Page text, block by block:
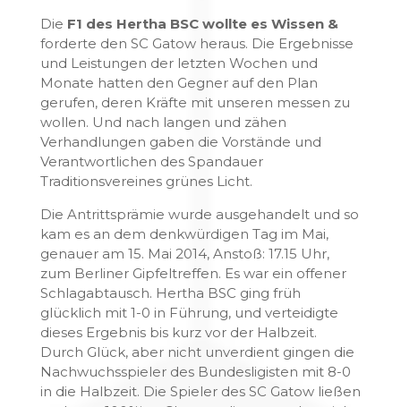
Die F1 des Hertha BSCwollte es Wissen &
forderte den SC Gatow heraus. Die Ergebnisse
und Leistungen der letzten Wochen und
Monate hatten den Gegner auf den Plan
gerufen, deren Kräfte mit unseren messen zu
wollen. Und nach langen und zähen
Verhandlungen gaben die Vorstände und
Verantwortlichen des Spandauer
Traditionsvereines grünes Licht.
Die Antrittsprämie wurde ausgehandelt und so
kam es an dem denkwürdigen Tag im Mai,
genauer am 15. Mai 2014, Anstoß: 17.15 Uhr,
zum Berliner Gipfeltreffen. Es war ein offener
Schlagabtausch. Hertha BSC ging früh
glücklich mit 1-0 in Führung, und verteidigte
dieses Ergebnis bis kurz vor der Halbzeit.
Durch Glück, aber nicht unverdient gingen die
Nachwuchsspieler des Bundesligisten mit 8-0
in die Halbzeit. Die Spieler des SC Gatow ließen